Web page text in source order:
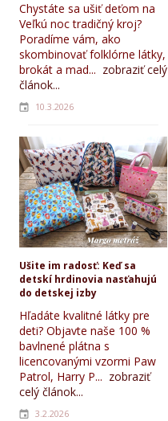
Chystáte sa ušiť deťom na
Veľkú noc tradičný kroj?
Poradíme vám, ako
skombinovať folklórne látky,
brokát a mad... zobraziť celý
článok...
10.3.2026
Ušite im radosť: Keď sa
detskí hrdinovia nasťahujú
do detskej izby
Hľadáte kvalitné látky pre
deti? Objavte naše 100 %
bavlnené plátna s
licencovanými vzormi Paw
Patrol, Harry P... zobraziť
celý článok...
3.2.2026